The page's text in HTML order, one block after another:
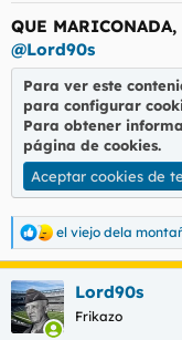
QUE
@Lord90s
Para ver este
para configurar
Para obtener
página de cookies.
Aceptar cookies de
R
e
c
c
i
el viejo dela
Lord90s
Frikazo